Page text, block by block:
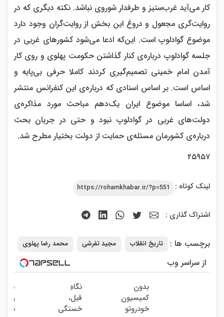
کار می‌آید غرب‌ستیز و طرفدار شوروی نباشد. نکته دیگری که در
روایت‌گری مجعول و دروغ این بخش از روایت‌گران وجود دارد
موضوع گوادلوپ است. این‌که ادعا می‌شود کشورهای غربی در
جلسه گوادلوپ درباره‌ی کنار گذاشتن حکومت پهلوی و روی کار
آمدن امام خمینی تصمیم‌گیری کردند کاملا حرفی بی‌پایه و
اساس است. بر اساس اسنادی که درباره‌ی این کنفرانس منتشر
شد، اساسا موضوع ایران یک‌دهم مباحث مورد مذاکره‌ی
دولت‌های غربی در گوادلوپ نبود و حتی در جریان بحث
درباره‌ی کشورمان مسئله‌ی حمایت از دولت بختیار مطرح شد.
۲۵۹۵۷
لینک کوتاه : https://rohamkhabar.ir/?p=551
اشتراک گذاری :
برچسب ها : تاریخ انقلاب مجید تفرشی محمد رضا پهلوی
از سراسر وب
بدون
کمیسیون
خودروتو
نگاهِ
قبل،
خستگی
رو